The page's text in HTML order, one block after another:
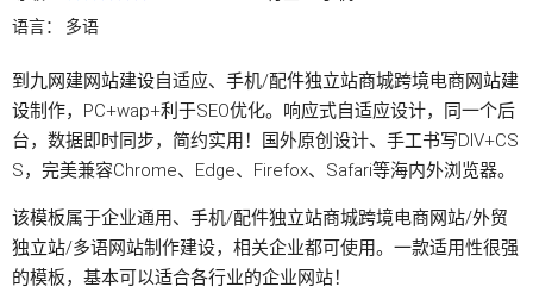
语言： 多语
到九网建网站建设自适应、手机/配件独立站商城跨境电商网站建
设制作，PC+wap+利于SEO优化。响应式自适应设计，同一个后
台，数据即时同步，简约实用！国外原创设计、手工书写DIV+CS
S，完美兼容Chrome、Edge、Firefox、Safari等海内外浏览器。
该模板属于企业通用、手机/配件独立站商城跨境电商网站/外贸
独立站/多语网站制作建设，相关企业都可使用。一款适用性很强
的模板，基本可以适合各行业的企业网站！